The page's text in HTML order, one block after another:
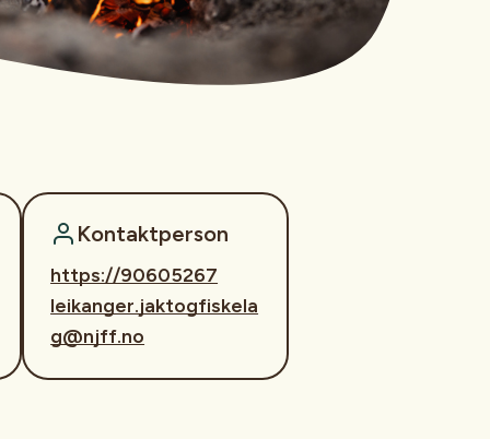
Kontaktperson
https://90605267
leikanger.jaktogfiskela
g@njff.no